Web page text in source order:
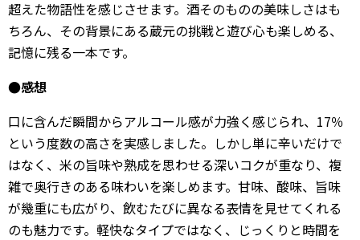
超えた物語性を感じさせます。酒そのものの美味しさはも
ちろん、その背景にある蔵元の挑戦と遊び心も楽しめる、
記憶に残る一本です。
●感想
口に含んだ瞬間からアルコール感が力強く感じられ、17％
という度数の高さを実感しました。しかし単に辛いだけで
はなく、米の旨味や熟成を思わせる深いコクが重なり、複
雑で奥行きのある味わいを楽しめます。甘味、酸味、旨味
が幾重にも広がり、飲むたびに異なる表情を見せてくれる
のも魅力です。軽快なタイプではなく、じっくりと時間を